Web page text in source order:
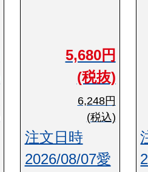
5,680円
(税抜)
6,248円
(税込)
注文日時
2026/08/07愛